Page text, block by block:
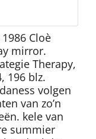
Cloè
mirror.
Therapy,
196 blz.
volgen
van zo’n
kele van
summier